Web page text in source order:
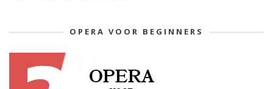
OPERA VOOR BEGINNERS